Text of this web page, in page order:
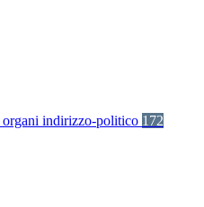
indirizzo-politico 172